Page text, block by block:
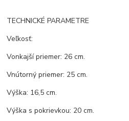
TECHNICKÉ PARAMETRE
Veľkosť:
Vonkajší priemer: 26 cm.
Vnútorný priemer: 25 cm.
Výška: 16,5 cm.
Výška s pokrievkou: 20 cm.